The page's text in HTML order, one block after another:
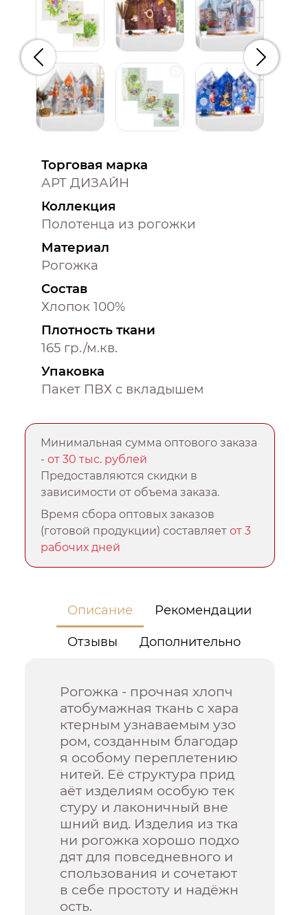
Предыдущий
Торговая марка
АРТ ДИЗАЙН
Коллекция
Полотенца из рогожки
Материал
Рогожка
Состав
Хлопок 100%
Плотность ткани
165 гр./м.кв.
Упаковка
Пакет ПВХ с вкладышем
Минимальная сумма оптового заказа
-от 30 тыс. рублей
Предоставляются скидки в
зависимости от объема заказа.
Время сбора оптовых заказов
(готовой продукции) составляетот 3
рабочих дней
Описание Рекомендации
Отзывы Дополнительно
Рогожка - прочная хлопч
атобумажная ткань с хара
ктерным узнаваемым узо
ром, созданным благодар
я особому переплетению
нитей. Её структура прид
аёт изделиям особую тек
стуру и лаконичный вне
шний вид. Изделия из тка
ни рогожка хорошо подхо
дят для повседневного и
спользования и сочетают
в себе простоту и надёжн
ость.